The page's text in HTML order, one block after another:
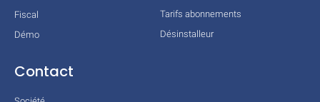
Fiscal
Démo
Tarifs abonnements
Désinstalleur
Contact